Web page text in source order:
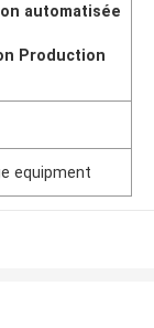
automatisée
Production
equipment